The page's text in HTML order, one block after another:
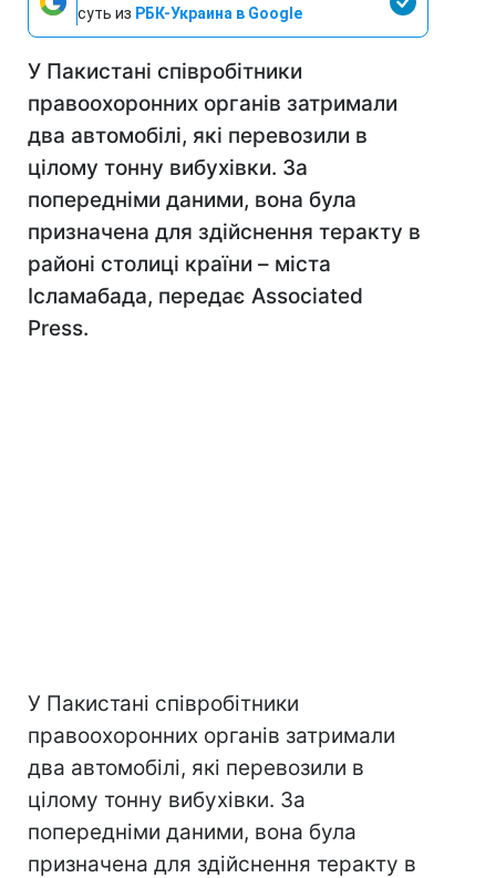
суть из РБК-Украина в Google
У Пакистані співробітники
правоохоронних органів затримали
два автомобілі, які перевозили в
цілому тонну вибухівки. За
попередніми даними, вона була
призначена для здійснення теракту в
районі столиці країни – міста
Ісламабада, передає Associated
Press.
У Пакистані співробітники
правоохоронних органів затримали
два автомобілі, які перевозили в
цілому тонну вибухівки. За
попередніми даними, вона була
призначена для здійснення теракту в